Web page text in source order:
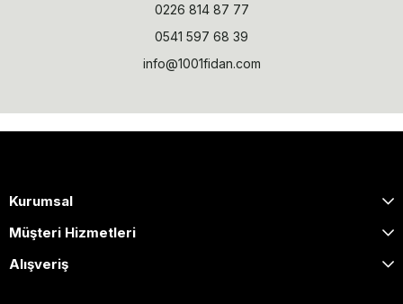
0226 814 87 77
0541 597 68 39
info@1001fidan.com
Kurumsal
Müşteri Hizmetleri
Alışveriş